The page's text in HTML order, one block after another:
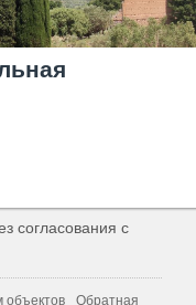
согласования с
объектов Обратная